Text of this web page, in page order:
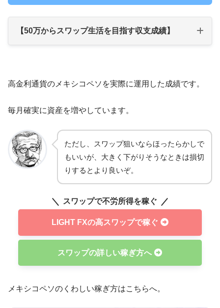
【50万からスワップ生活を目指す収支成績】
2024年1月 +25,203円 +244,713円 780,673円
+22,707円 +267,450円
925,141円
5月 +24,273円 +339,630円 989,744円
+30,645円 +370,275円
高金利通貨のメキシコペソを実際に運用した成績です。
毎月確実に資産を増やしています。
ただし、スワップ狙いならほったらかしで
もいいが、大きく下がりそうなときは損切
りするとより良いぞ。
スワップで不労所得を稼ぐ
LIGHT FXの高スワップで稼ぐ
スワップの詳しい稼ぎ方へ
メキシコペソのくわしい稼ぎ方はこちらへ。